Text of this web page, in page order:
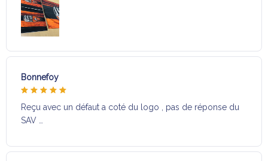
Bonnefoy
Reçu avec un défaut a coté du logo , pas de réponse du
SAV …